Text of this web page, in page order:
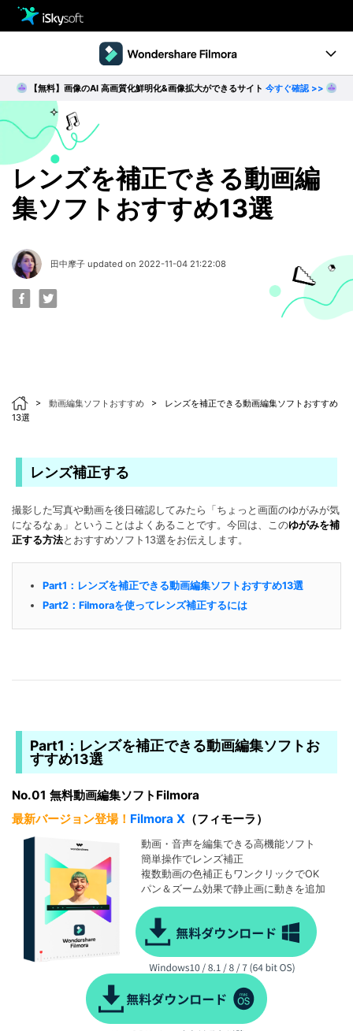
Utility
製品活用事例
ストア
ダウンロード
サポート
製品ページ
Filmstock
操作ガイド
動作環境
動画編集の基本とコツ
無料ダウンロード
【無料】画像のAI 高画質化鮮明化&画像拡大ができるサイト 今すぐ確認 >>
レンズを補正できる動画編
集ソフトおすすめ13選
田中摩子 updated on 2022-11-04 21:22:08
> 動画編集ソフトおすすめ >
レンズを補正できる動画編集ソフトおすすめ
13選
レンズ補正する
撮影した写真や動画を後日確認してみたら「ちょっと画面のゆがみが気
になるなぁ」ということはよくあることです。今回は、このゆがみを補
正する方法とおすすめソフト13選をお伝えします。
Part1：レンズを補正できる動画編集ソフトおすすめ13選
Part2：Filmoraを使ってレンズ補正するには
Part1：レンズを補正できる動画編集ソフトお
すすめ13選
No.01 無料動画編集ソフトFilmora
最新バージョン登場！ Filmora X （フィモーラ）
動画・音声を編集できる高機能ソフト
簡単操作でレンズ補正
複数動画の色補正もワンクリックでOK
パン＆ズーム効果で静止画に動きを追加